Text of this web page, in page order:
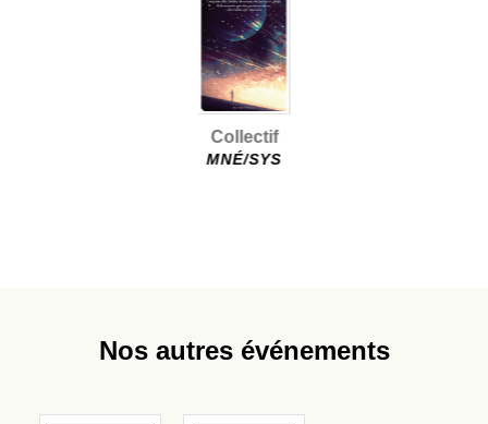
Collectif
MNÉ/SYS
Nos autres événements